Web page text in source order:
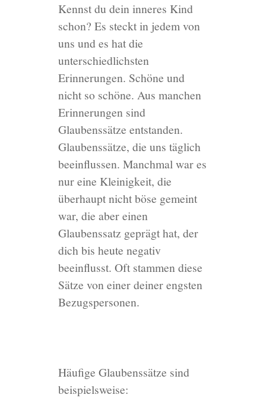
Kennst du dein inneres Kind
schon? Es steckt in jedem von
uns und es hat die
unterschiedlichsten
Erinnerungen. Schöne und
nicht so schöne. Aus manchen
Erinnerungen sind
Glaubenssätze entstanden.
Glaubenssätze, die uns täglich
beeinflussen. Manchmal war es
nur eine Kleinigkeit, die
überhaupt nicht böse gemeint
war, die aber einen
Glaubenssatz geprägt hat, der
dich bis heute negativ
beeinflusst. Oft stammen diese
Sätze von einer deiner engsten
Bezugspersonen.
Häufige Glaubenssätze sind
beispielsweise: